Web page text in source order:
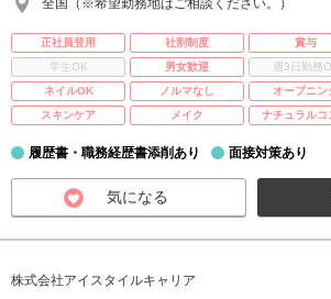
全国（※希望勤務地はご相談ください。）
正社員登用 社割制度 賞与
学生OK
男女歓迎 週3日勤務
ネイルOK
ノルマなし オープニン
スキンケア
メイク ナチュラルコ
履歴書・職務経歴書添削あり 面接対策あり
気になる
株式会社アイスタイルキャリア